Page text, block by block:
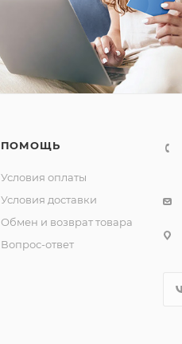
ПОМОЩЬ
Условия оплаты
Условия доставки
Обмен и возврат товара
Вопрос-ответ